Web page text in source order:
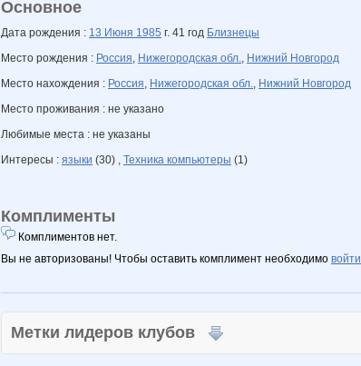
Основное
Дата рождения : 13 Июня 1985 г. 41 год Близнецы
Место рождения : Россия, Нижегородская обл., Нижний Новгород
Место нахождения : Россия, Нижегородская обл., Нижний Новгород
Место проживания : не указано
Любимые места : не указаны
Интересы : языки (30) , Техника компьютеры (1)
Комплименты
Комплиментов нет.
Вы не авторизованы! Чтобы оставить комплимент необходимо войти
Метки лидеров клубов